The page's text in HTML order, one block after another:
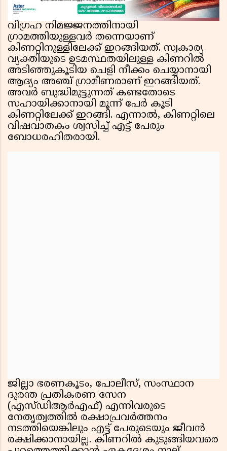
വിഗ്രഹ നിമജ്ജനത്തിനായി
ഗ്രാമത്തിയുള്ളവർ തന്നെയാണ്
കിണറ്റിനുള്ളിലേക്ക് ഇറങ്ങിയത്. സ്വകാര്യ
വ്യക്തിയുടെ ഉടമസ്ഥതയിലുള്ള കിണറിൽ
അടിഞ്ഞുകൂടിയ ചെളി നീക്കം ചെയ്യാനായി
ആദ്യം അഞ്ച് ഗ്രാമീണരാണ് ഇറങ്ങിയത്.
അവർ ബുദ്ധിമുട്ടുന്നത് കണ്ടതോടെ
സഹായിക്കാനായി മൂന്ന് പേർ കൂടി
കിണറ്റിലേക്ക് ഇറങ്ങി. എന്നാൽ, കിണറ്റിലെ
വിഷവാതകം ശ്വസിച്ച് എട്ട് പേരും
ബോധരഹിതരായി.
ജില്ലാ ഭരണകൂടം, പോലീസ്, സംസ്ഥാന
ദുരന്ത പ്രതികരണ സേന
(എസ്ഡിആർഎഫ്) എന്നിവരുടെ
നേതൃത്വത്തിൽ രക്ഷാപ്രവർത്തനം
നടത്തിയെങ്കിലും എട്ട് പേരുടെയും ജീവൻ
രക്ഷിക്കാനായില്ല. കിണറിൽ കുടുങ്ങിയവരെ